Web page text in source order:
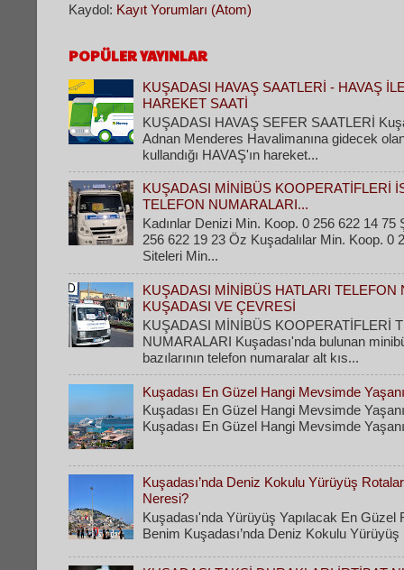
Kaydol: Kayıt Yorumları (Atom)
POPÜLER YAYINLAR
KUŞADASI HAVAŞ SAATLERİ - HAVAŞ
HAREKET SAATİ
KUŞADASI HAVAŞ SEFER SAATLERİ
Adnan Menderes Havalimanına gidecek
kullandığı HAVAŞ'ın hareket...
KUŞADASI MİNİBÜS KOOPERATİFLERİ
TELEFON NUMARALARI...
Kadınlar Denizi Min. Koop. 0 256 622 14 75
256 622 19 23 Öz Kuşadalılar Min. Koop. 0
Siteleri Min...
KUŞADASI MİNİBÜS HATLARI TELEFON
KUŞADASI VE ÇEVRESİ
KUŞADASI MİNİBÜS KOOPERATİFLERİ
NUMARALARI Kuşadası'nda bulunan
bazılarının telefon numaralar alt kıs...
Kuşadası En Güzel Hangi Mevsimde
Kuşadası En Güzel Hangi Mevsimde
Kuşadası En Güzel Hangi Mevsimde
Kuşadası’nda Deniz Kokulu Yürüyüş
Neresi?
Kuşadası'nda Yürüyüş Yapılacak En Güzel
Benim Kuşadası’nda Deniz Kokulu Yürüyüş